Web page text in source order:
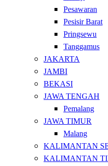
Pesawaran
Pesisir Barat
Pringsewu
Tanggamus
JAKARTA
JAMBI
BEKASI
JAWA TENGAH
Pemalang
JAWA TIMUR
Malang
KALIMANTAN
KALIMANTAN